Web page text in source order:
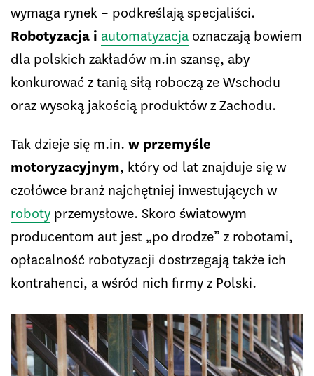
wymaga rynek – podkreślają specjaliści.
Robotyzacja i automatyzacja oznaczają bowiem
dla polskich zakładów m.in szansę, aby
konkurować z tanią siłą roboczą ze Wschodu
oraz wysoką jakością produktów z Zachodu.
Tak dzieje się m.in. w przemyśle
motoryzacyjnym, który od lat znajduje się w
czołówce branż najchętniej inwestujących w
roboty przemysłowe. Skoro światowym
producentom aut jest „po drodze” z robotami,
opłacalność robotyzacji dostrzegają także ich
kontrahenci, a wśród nich firmy z Polski.